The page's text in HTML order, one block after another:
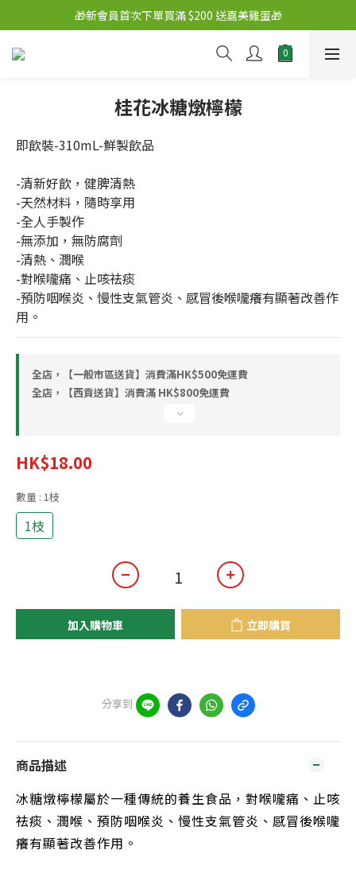
🎁新會員首次下單買滿 $200 送嘉美雞蛋🎁
桂花冰糖燉檸檬
-清新好飲，健脾清熱
-天然材料，隨時享用
-全人手製作
-無添加，無防腐劑
-清熱、潤喉
-對喉嚨痛、止咳祛痰
-預防咽喉炎、慢性支氣管炎、感冒後喉嚨癢有顯著改善作
用。
全店，【一般市區送貨】消費滿HK$500免運費
全店，【西貢送貨】消費滿 HK$800免運費
HK$18.00
數量 : 1枝
1枝
加入購物車 立即購買
分享到
商品描述
冰糖燉檸檬屬於一種傳統的養生食品，對喉嚨痛、止咳
祛痰、潤喉、預防咽喉炎、慢性支氣管炎、感冒後喉嚨
癢有顯著改善作用。